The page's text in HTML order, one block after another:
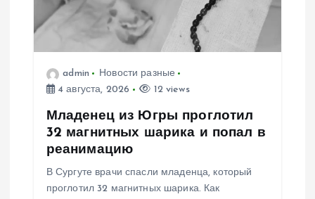
а
admin
Новости разные
4 августа, 2026
12 views
Младенец из Югры проглотил
32 магнитных шарика и попал в
реанимацию
В Сургуте врачи спасли младенца, который
проглотил 32 магнитных шарика. Как